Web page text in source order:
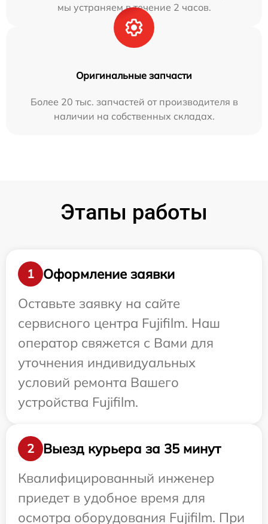
мы устраняем в течение 2 часов.
Оригинальные запчасти
Более 20 тыс. запчастей от производителя в
наличии на собственных складах.
Этапы работы
1
Оформление заявки
Оставьте заявку на сайте
сервисного центра Fujifilm. Наш
оператор свяжется с Вами для
уточнения индивидуальных
условий ремонта Вашего
устройства Fujifilm.
2
Выезд курьера за 35 минут
Квалифицированный инженер
приедет в удобное время для
осмотра оборудования Fujifilm. При